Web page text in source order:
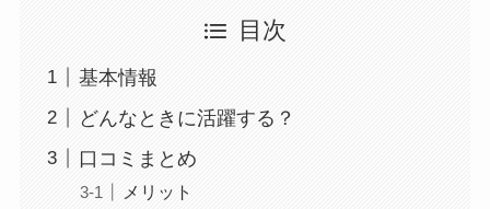
目次
基本情報
どんなときに活躍する？
口コミまとめ
メリット